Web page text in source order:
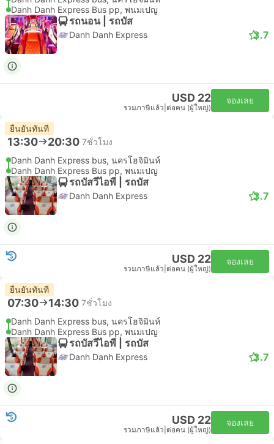
Danh Danh Express Bus pp, พนมเปญ
รถนอน | รถบัส
Danh Danh Express 3.7
USD 22
รวมภาษีแล้ว ต่อคน (ผู้ใหญ่)
จองเลย
ยืนยันทันที
13:30 20:30 7ชั่วโมง
Danh Danh Express bus, นครโฮจิมินห์
Danh Danh Express Bus pp, พนมเปญ
รถบัสวีไอพี | รถบัส
Danh Danh Express 3.7
USD 22
รวมภาษีแล้ว ต่อคน (ผู้ใหญ่)
จองเลย
ยืนยันทันที
07:30 14:30 7ชั่วโมง
Danh Danh Express bus, นครโฮจิมินห์
Danh Danh Express Bus pp, พนมเปญ
รถบัสวีไอพี | รถบัส
Danh Danh Express 3.7
USD 22
รวมภาษีแล้ว ต่อคน (ผู้ใหญ่)
จองเลย